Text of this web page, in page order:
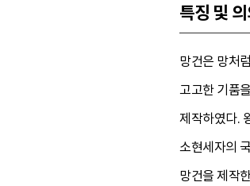
특징 및
망건은 망처
고고한 기품
제작하였다.
소현세자의
망건을 제작